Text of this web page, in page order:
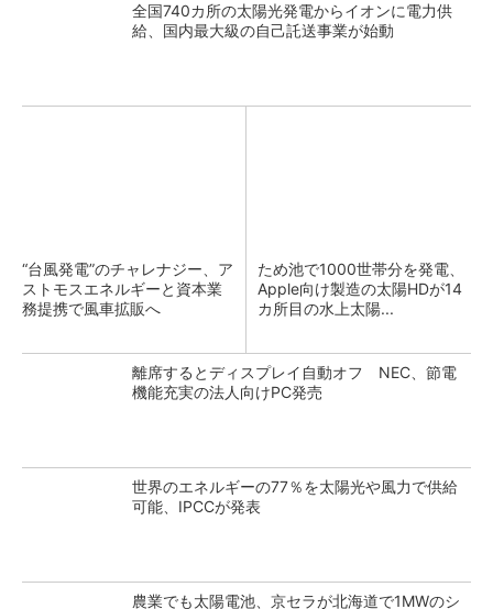
全国740カ所の太陽光発電からイオンに電力供
給、国内最大級の自己託送事業が始動
“台風発電”のチャレナジー、ア
ストモスエネルギーと資本業
務提携で風車拡販へ
ため池で1000世帯分を発電、
Apple向け製造の太陽HDが14
カ所目の水上太陽...
離席するとディスプレイ自動オフ NEC、節電
機能充実の法人向けPC発売
世界のエネルギーの77％を太陽光や風力で供給
可能、IPCCが発表
農業でも太陽電池、京セラが北海道で1MWのシ